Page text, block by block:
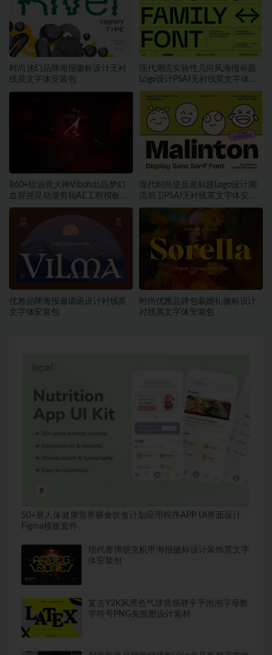
时尚迷幻品牌海报徽标设计无衬
线英文字体安装包
现代潮流实验性几何风海报标题
Logo设计PSAI无衬线英文字体安
装包
860+组油管大神Viboh出品梦幻
血腥摇晃动漫剪辑AE工程模板预
设叠加视频音效字体素材包
现代时尚逆反差标题Logo设计潮
流前卫PSAI无衬线英文字体安装
包素材
优雅品牌海报邀请函设计衬线英
文字体安装包
时尚优雅品牌包装婚礼徽标设计
衬线英文字体安装包
50+屏人体健康营养膳食饮食计划应用程序APP UI界面设计
Figma模板套件
现代赛博朋克机甲海报徽标设计装饰英文字
体安装包
复古Y2K风黑色气球质感胖乎乎泡泡字母数
字符号PNG免抠图设计素材